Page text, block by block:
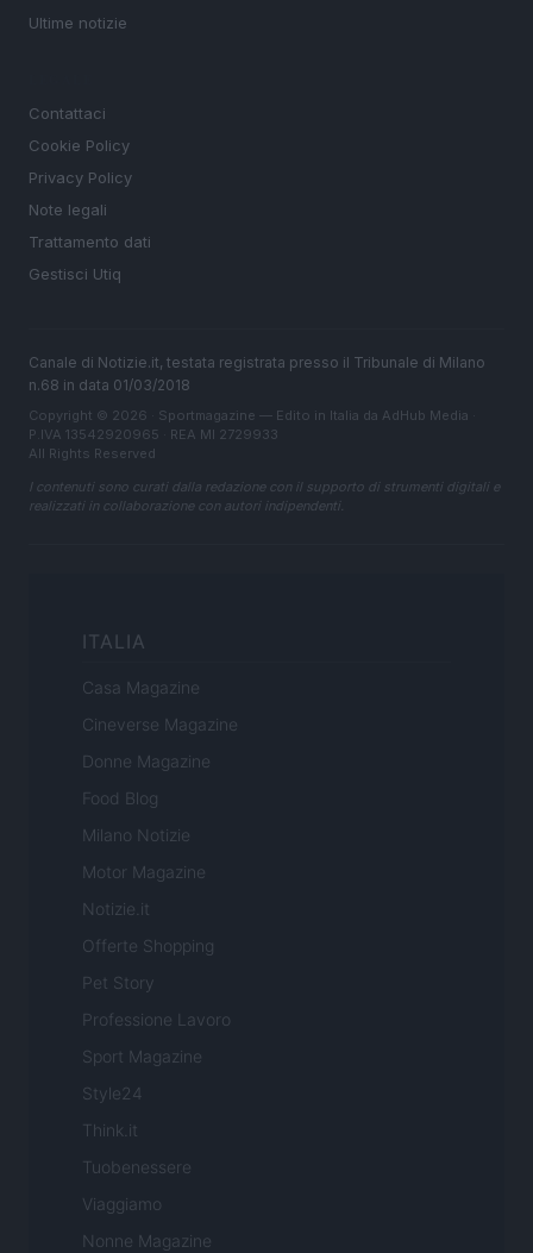
Ultime notizie
Contattaci
Cookie Policy
Privacy Policy
Note legali
Trattamento dati
Gestisci Utiq
Canale di Notizie.it, testata registrata presso il Tribunale di Milano
n.68 in data 01/03/2018
Copyright © 2026 · Sportmagazine — Edito in Italia da AdHub Media
P.IVA 13542920965 · REA MI 2729933
All Rights Reserved
I contenuti sono curati dalla redazione con il supporto di strumenti digitali e
realizzati in collaborazione con autori indipendenti.
ITALIA
Casa Magazine
Cineverse Magazine
Donne Magazine
Food Blog
Milano Notizie
Motor Magazine
Notizie.it
Offerte Shopping
Pet Story
Professione Lavoro
Sport Magazine
Style24
Think.it
Tuobenessere
Viaggiamo
Nonne Magazine